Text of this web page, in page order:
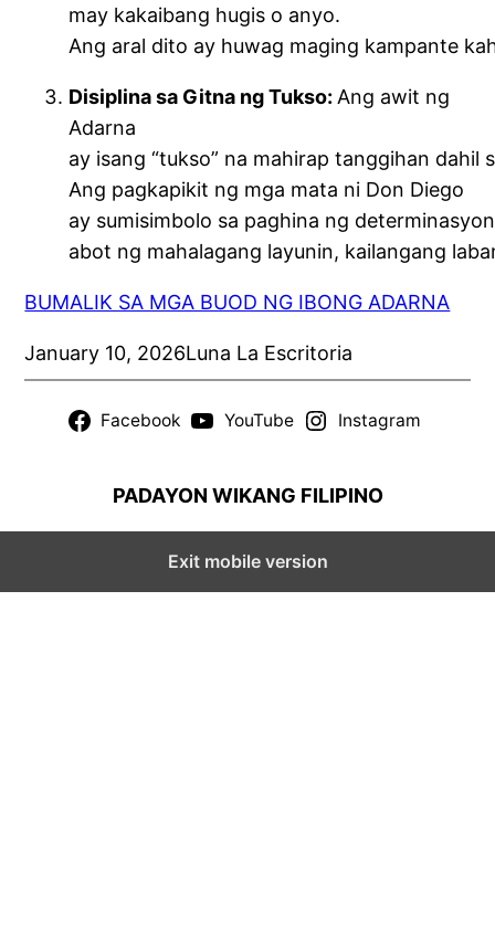
may kakaibang hugis o anyo.
Ang aral dito ay huwag maging kampante
Disiplina sa Gitna ng Tukso:Ang awit ng
Adarna
ay isang “tukso” na mahirap tanggihan dahil
Ang pagkapikit ng mga mata ni Don Diego
ay sumisimbolo sa paghina ng
abot ng mahalagang layunin, kailangang
BUMALIK SA MGA BUOD NG IBONG ADARNA
January 10, 2026Luna La Escritoria
Facebook YouTube Instagram
PADAYON WIKANG FILIPINO
Exit mobile version